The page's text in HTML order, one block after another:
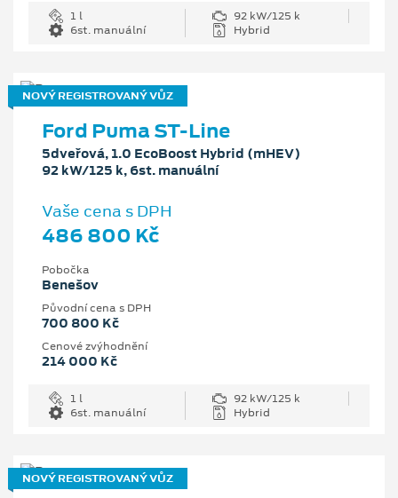
1 l
92 kW/125 k
6st. manuální
Hybrid
NOVÝ REGISTROVANÝ VŮZ
Ford Puma ST-Line
5dveřová, 1.0 EcoBoost Hybrid (mHEV)
92 kW/125 k, 6st. manuální
Vaše cena s DPH
486 800 Kč
Pobočka
Benešov
Původní cena s DPH
700 800 Kč
Cenové zvýhodnění
214 000 Kč
1 l
92 kW/125 k
6st. manuální
Hybrid
NOVÝ REGISTROVANÝ VŮZ